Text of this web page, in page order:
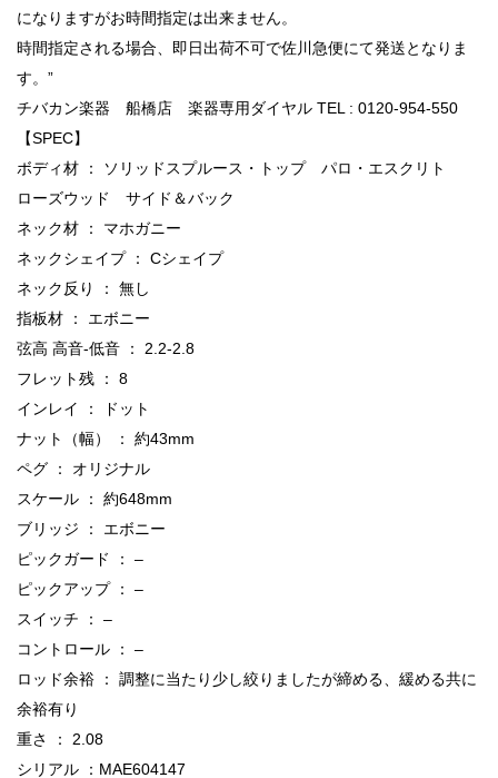
になりますがお時間指定は出来ません。
時間指定される場合、即日出荷不可で佐川急便にて発送となりま
す。”
チバカン楽器 船橋店 楽器専用ダイヤル TEL : 0120-954-550
【SPEC】
ボディ材 ： ソリッドスプルース・トップ パロ・エスクリト
ローズウッド サイド＆バック
ネック材 ： マホガニー
ネックシェイプ ： Cシェイプ
ネック反り ： 無し
指板材 ： エボニー
弦高 高音-低音 ： 2.2-2.8
フレット残 ： 8
インレイ ： ドット
ナット（幅） ： 約43mm
ペグ ： オリジナル
スケール ： 約648mm
ブリッジ ： エボニー
ピックガード ： –
ピックアップ ： –
スイッチ ： –
コントロール ： –
ロッド余裕 ： 調整に当たり少し絞りましたが締める、緩める共に
余裕有り
重さ ： 2.08
シリアル ：MAE604147